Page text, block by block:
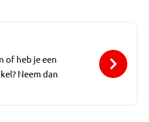
of heb je een
Neem dan